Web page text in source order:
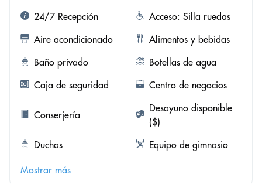
24/7 Recepción
Acceso: Silla ruedas
Aire acondicionado
Alimentos y bebidas
Baño privado
Botellas de agua
Caja de seguridad
Centro de negocios
Conserjería
Desayuno disponible
($)
Duchas
Equipo de gimnasio
Mostrar más